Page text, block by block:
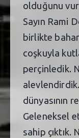
olduğunu
Sayın Rami
birlikte
coşkuyla
perçinledik.
dünyasının
Geleneksel
sahip çıktık.